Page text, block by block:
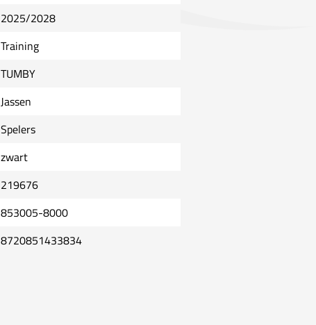
2025/2028
Training
TUMBY
Jassen
Spelers
zwart
219676
853005-8000
8720851433834